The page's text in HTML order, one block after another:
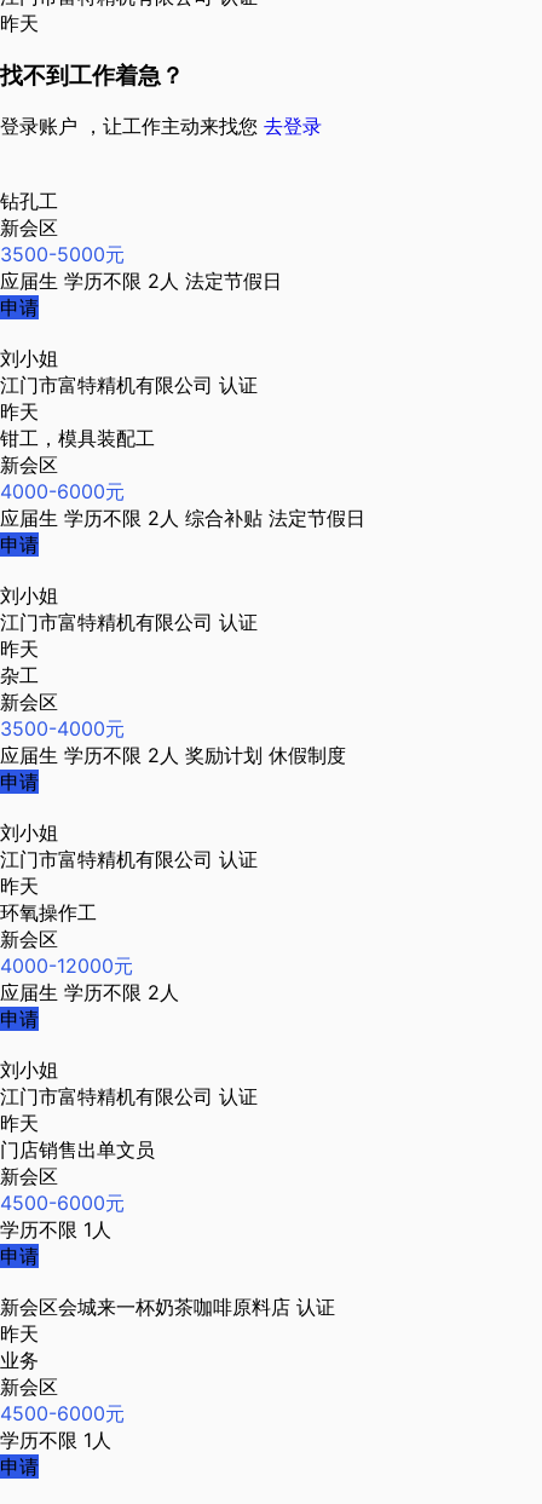
昨天
找不到工作着急？
登录账户 ，让工作主动来找您 去登录
钻孔工
新会区
3500-5000元
应届生 学历不限 2人 法定节假日
申请
刘小姐
江门市富特精机有限公司 认证
昨天
钳工，模具装配工
新会区
4000-6000元
应届生 学历不限 2人 综合补贴 法定节假日
申请
刘小姐
江门市富特精机有限公司 认证
昨天
杂工
新会区
3500-4000元
应届生 学历不限 2人 奖励计划 休假制度
申请
刘小姐
江门市富特精机有限公司 认证
昨天
环氧操作工
新会区
4000-12000元
应届生 学历不限 2人
申请
刘小姐
江门市富特精机有限公司 认证
昨天
门店销售出单文员
新会区
4500-6000元
学历不限 1人
申请
新会区会城来一杯奶茶咖啡原料店 认证
昨天
业务
新会区
4500-6000元
学历不限 1人
申请